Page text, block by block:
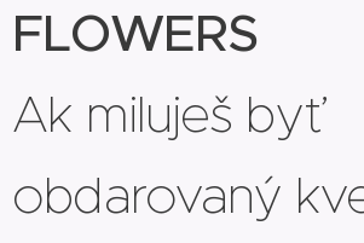
FLOWERS
Ak miluješ byť
obdarovaný